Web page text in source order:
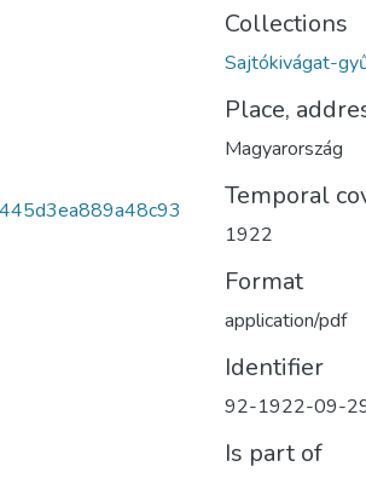
Collections
Sajtókivágat-
Place,
Magyarország
Temporal
1922
Format
application/pdf
Identifier
92-1922-09-
Is part of